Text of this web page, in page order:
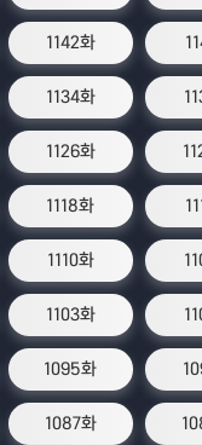
1142화
1134화
1126화
1118화
1110화
1103화
1095화
1087화